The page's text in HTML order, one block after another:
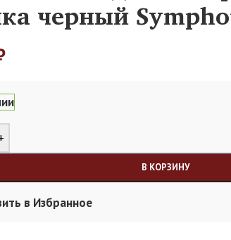
черный
В КОРЗИНУ
в Избранное